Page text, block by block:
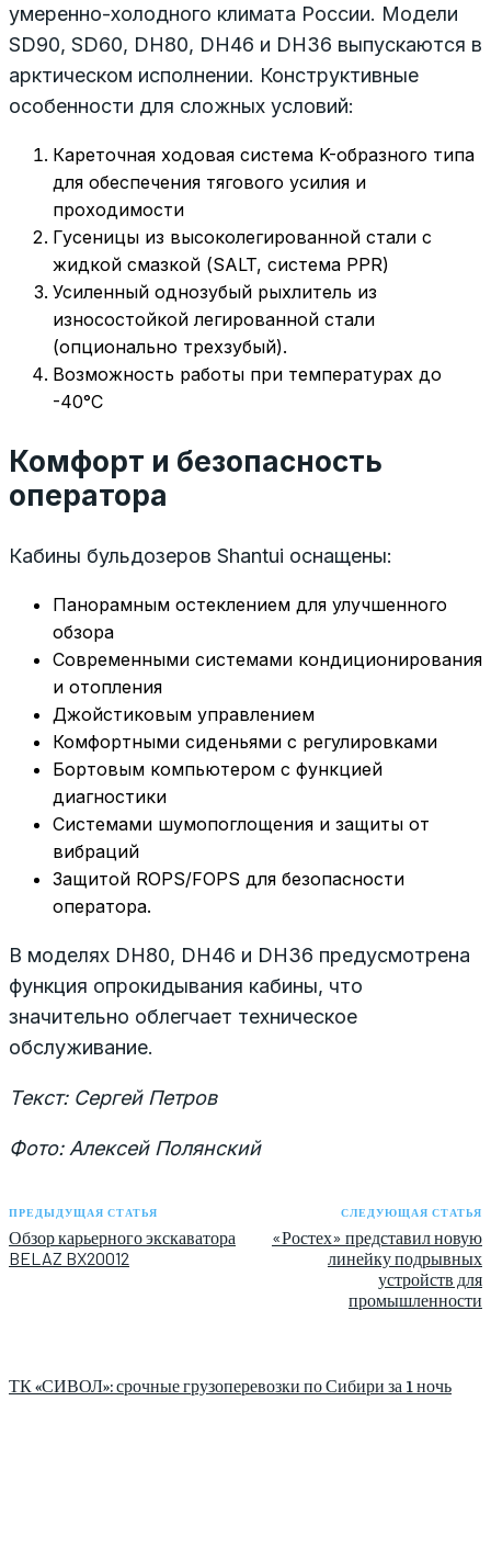
умеренно-холодного климата России. Модели
SD90, SD60, DH80, DH46 и DH36 выпускаются в
арктическом исполнении. Конструктивные
особенности для сложных условий:
Кареточная ходовая система K-образного типа
для обеспечения тягового усилия и
проходимости
Гусеницы из высоколегированной стали с
жидкой смазкой (SALT, система PPR)
Усиленный однозубый рыхлитель из
износостойкой легированной стали
(опционально трехзубый).
Возможность работы при температурах до
-40°C
Комфорт и безопасность
оператора
Кабины бульдозеров Shantui оснащены:
Панорамным остеклением для улучшенного
обзора
Современными системами кондиционирования
и отопления
Джойстиковым управлением
Комфортными сиденьями с регулировками
Бортовым компьютером с функцией
диагностики
Системами шумопоглощения и защиты от
вибраций
Защитой ROPS/FOPS для безопасности
оператора.
В моделях DH80, DH46 и DH36 предусмотрена
функция опрокидывания кабины, что
значительно облегчает техническое
обслуживание.
Текст: Сергей Петров
Фото: Алексей Полянский
ПРЕДЫДУЩАЯ СТАТЬЯ
Обзор карьерного экскаватора
BELAZ BX20012
СЛЕДУЮЩАЯ СТАТЬЯ
«Ростех» представил новую
линейку подрывных
устройств для
промышленности
ТК «СИВОЛ»: срочные грузоперевозки по Сибири за 1 ночь